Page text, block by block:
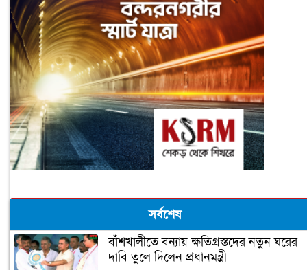
সর্বশেষ
বাঁশখালীতে বন্যায় ক্ষতিগ্রস্তদের নতুন ঘরের
দাবি তুলে দিলেন প্রধানমন্ত্রী